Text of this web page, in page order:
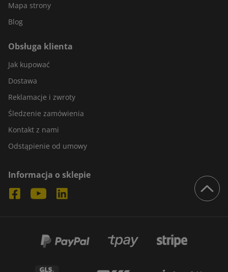
Mapa strony
Blog
Obsługa klienta
Jak kupować
Dostawa
Reklamacje i zwroty
Śledzenie zamówienia
Kontakt z nami
Odstąpienie od umowy
Informacja o sklepie